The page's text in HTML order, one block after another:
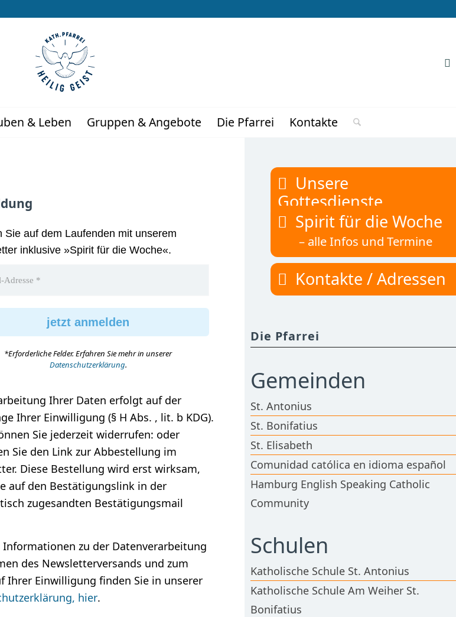
& Leben Gruppen & Angebote Die Pfarrei Kontakte
Sie auf dem Laufenden mit unserem
inklusive »Spirit für die Woche«.
*Erforderliche Felder. Erfahren Sie mehr in unserer
Datenschutzerklärung.
Ihrer Daten erfolgt auf der
Ihrer Einwilligung (§ H Abs. , lit. b KDG).
Sie jederzeit widerrufen: oder
Sie den Link zur Abbestellung im
Diese Bestellung wird erst wirksam,
auf den Bestätigungslink in der
zugesandten Bestätigungsmail
Informationen zu der Datenverarbeitung
des Newsletterversands und zum
Ihrer Einwilligung finden Sie in unserer
hier.
Unsere
Gottesdienste
Spirit für die Woche
– alle Infos und Termine
Kontakte / Adressen
Die Pfarrei
Gemeinden
St. Antonius
St. Bonifatius
St. Elisabeth
Comunidad católica en idioma español
Hamburg English Speaking Catholic
Community
Schulen
Katholische Schule St. Antonius
Katholische Schule Am Weiher St.
Bonifatius